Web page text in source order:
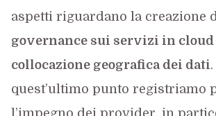
aspetti riguardano la creazione
governance sui servizi in cloud
collocazione geografica dei dati
quest’ultimo punto registriamo
l’impegno dei provider, in